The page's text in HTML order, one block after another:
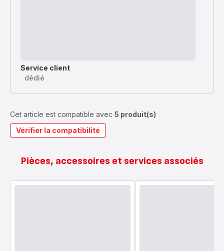
Service client
dédié
Cet article est compatible avec 5 produit(s)
Vérifier la compatibilité
Pièces, accessoires et services associés